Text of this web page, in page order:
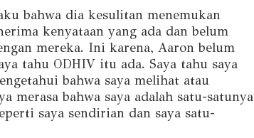
bahwa dia kesulitan menemukan
kenyataan yang ada dan belum
mereka. Ini karena, Aaron belum
tahu ODHIV itu ada. Saya tahu saya
bahwa saya melihat atau
merasa bahwa saya adalah satu-satunya
saya sendirian dan saya satu-